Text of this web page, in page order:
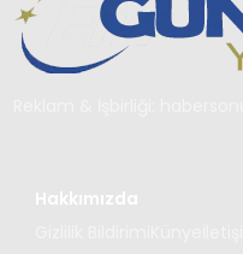
Hakkımızda